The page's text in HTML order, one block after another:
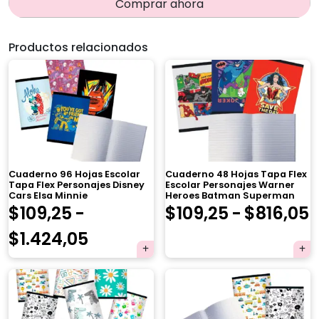
Comprar ahora
Productos relacionados
Cuaderno 96 Hojas Escolar
Tapa Flex Personajes Disney
Cars Elsa Minnie
$109,25 -
$1.424,05 Rango
de
precios:
Cuaderno 48 Hojas Tapa Flex
Escolar Personajes Warner
Heroes Batman Superman
$109,25 - $816,05